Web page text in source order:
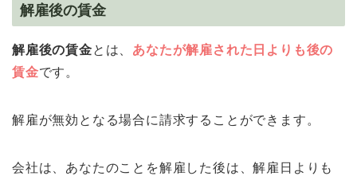
解雇後の賃金
解雇後の賃金とは、 あなたが解雇された日よりも後の
賃金です。
解雇が無効となる場合に請求することができます。
会社は、あなたのことを解雇した後は、解雇日よりも